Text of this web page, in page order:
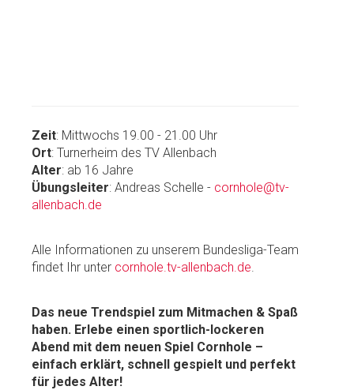
Zeit: Mittwochs 19.00 - 21.00 Uhr
Ort: Turnerheim des TV Allenbach
Alter: ab 16 Jahre
Übungsleiter: Andreas Schelle - cornhole@tv-
allenbach.de
Alle Informationen zu unserem Bundesliga-Team
findet Ihr unter cornhole.tv-allenbach.de
Das neue Trendspiel zum Mitmachen & Spaß
haben. Erlebe einen sportlich-lockeren
Abend mit dem neuen Spiel Cornhole –
einfach erklärt, schnell gespielt und perfekt
für jedes Alter!